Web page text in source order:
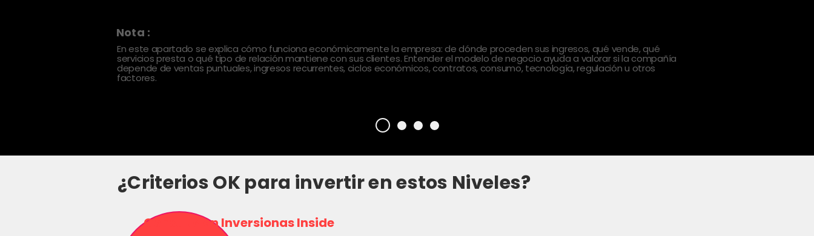
Nota :
En este apartado se explica cómo funciona económicamente la empresa: de dónde proceden sus ingresos, qué vende, qué
servicios presta o qué tipo de relación mantiene con sus clientes. Entender el modelo de negocio ayuda a valorar si la compañía
depende de ventas puntuales, ingresos recurrentes, ciclos económicos, contratos, consumo, tecnología, regulación u otros
factores.
¿Criterios OK para invertir en estos Niveles?
Consulta en Inversionas Inside